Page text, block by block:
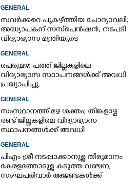
കുട്ടിച്ചോറാക്കരുതെന്ന്
വിദ്യാർത്ഥികൾ
GENERAL
സവർക്കറെ പുകഴ്ത്തിയ ചോദ്യാവലി;
അദ്ധ്യാപകന് സസ്‌പെൻഷൻ, നടപടി
വിദ്യാഭ്യാസ മന്ത്രിയുടെ
നിർദേശപ്രകാരം
GENERAL
പെരുമഴ: പത്ത് ജില്ലകളിലെ
വിദ്യാഭ്യാസ സ്ഥാപനങ്ങൾക്ക് അവധി
പ്രഖ്യാപിച്ചു.
GENERAL
സംസ്ഥാനത്ത് മഴ ശക്തം; തിങ്കളാഴ്ച
രണ്ട് ജില്ലകളിലെ വിദ്യാഭ്യാസ
സ്ഥാപനങ്ങൾക്ക് അവധി
GENERAL
പിഎം ശ്രീ നടപ്പാക്കാനുള്ള തീരുമാനം
കേരളത്തോടുള്ള കടുത്ത വഞ്ചന,​
സംഘപരിവാർ അജണ്ടകൾക്ക്